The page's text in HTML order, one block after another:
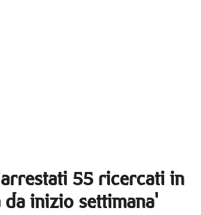
55 ricercati in
inizio settimana'